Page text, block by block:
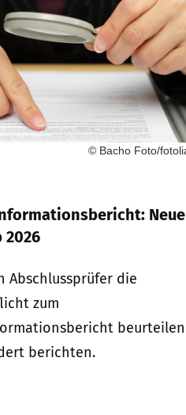
© Bacho Foto/
Neue
Abschlussprüfer die
zum
berichten.